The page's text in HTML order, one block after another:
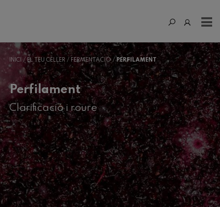
INICI EL TEU CELLER FERMENTACIÓ PERFILAMENT
Perfilament
Clarificació i roure